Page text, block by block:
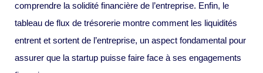
comprendre la solidité financière de l’entreprise. Enfin, le
tableau de flux de trésorerie montre comment les liquidités
entrent et sortent de l’entreprise, un aspect fondamental pour
assurer que la startup puisse faire face à ses engagements